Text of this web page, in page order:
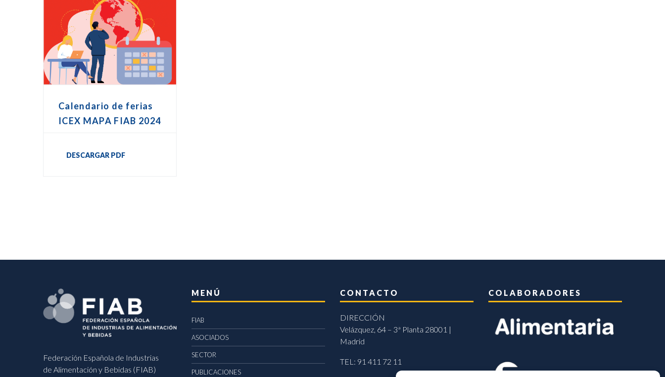
Calendario de ferias
ICEX MAPA FIAB 2024
DESCARGAR PDF
Federación Española de Industrias
de Alimentación y Bebidas (FIAB)
MENÚ
FIAB
ASOCIADOS
SECTOR
PUBLICACIONES
CONTACTO
DIRECCIÓN
Velázquez, 64 – 3ª Planta 28001 |
Madrid
TEL: 91 411 72 11
COLABORADORES